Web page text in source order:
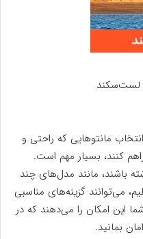
لست‌سکند
مانتوهایی که راحتی و
کنند، بسیار مهم است.
باشند، مانند مدل‌های چند
می‌توانند گزینه‌های مناسبی
این امکان را می‌دهند که در
بمانید.